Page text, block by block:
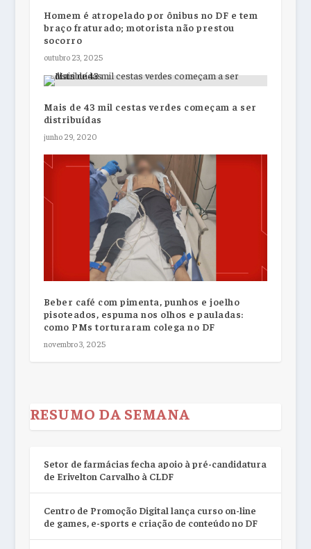
Homem é atropelado por ônibus no DF e tem
braço fraturado; motorista não prestou
socorro
outubro 23, 2025
Mais de 43 mil cestas verdes começam a ser
distribuídas
junho 29, 2020
Beber café com pimenta, punhos e joelho
pisoteados, espuma nos olhos e pauladas:
como PMs torturaram colega no DF
novembro 3, 2025
RESUMO DA SEMANA
Setor de farmácias fecha apoio à pré-candidatura
de Erivelton Carvalho à CLDF
Centro de Promoção Digital lança curso on-line
de games, e-sports e criação de conteúdo no DF